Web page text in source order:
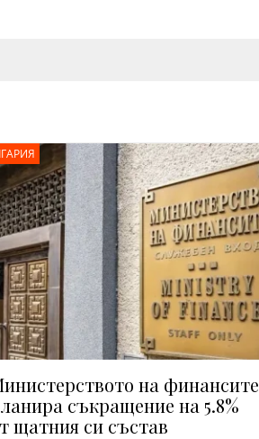
на финансите
съкращение на 5.8%
щатния си състав